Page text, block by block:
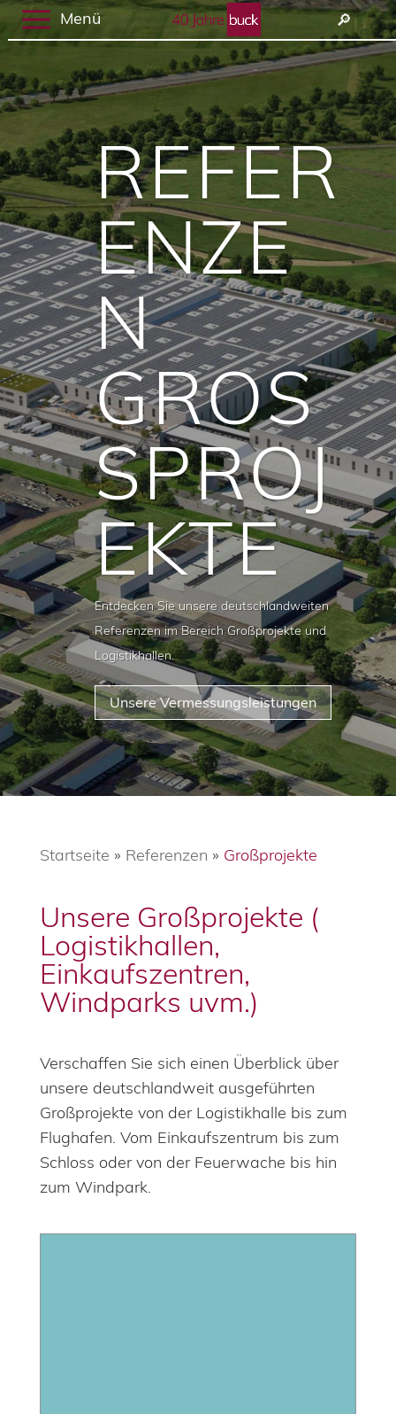
Menü 🔎︎
REFER
ENZE
N
GROSS
PROJE
KTE
Entdecken Sie unsere deutschlandweiten
Referenzen im Bereich Großprojekte und
Logistikhallen.
Unsere Vermessungsleistungen
Startseite » Referenzen » Großprojekte
Unsere Großprojekte (
Logistikhallen,
Einkaufszentren,
Windparks uvm.)
Verschaffen Sie sich einen Überblick über
unsere deutschlandweit ausgeführten
Großprojekte von der Logistikhalle bis zum
Flughafen. Vom Einkaufszentrum bis zum
Schloss oder von der Feuerwache bis hin
zum Windpark.